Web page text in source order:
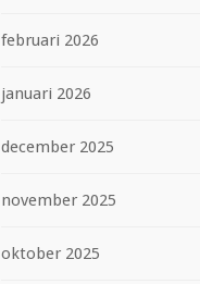
februari 2026
januari 2026
december 2025
november 2025
oktober 2025